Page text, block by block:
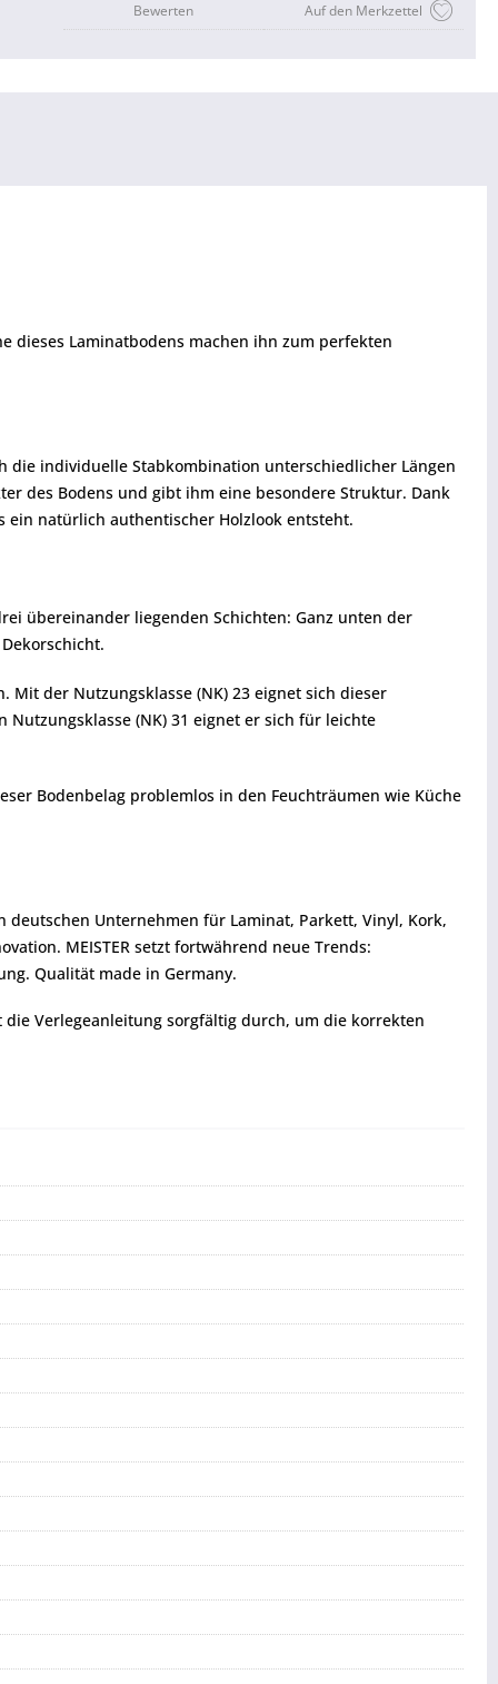
Auf den Merkzettel
Bewerten
dieses Laminatbodens machen ihn zum perfekten
die individuelle Stabkombination unterschiedlicher Längen
des Bodens und gibt ihm eine besondere Struktur. Dank
natürlich authentischer Holzlook entsteht.
übereinander liegenden Schichten: Ganz unten der
der Nutzungsklasse (NK) 23 eignet sich dieser
(NK) 31 eignet er sich für leichte
Bodenbelag problemlos in den Feuchträumen wie Küche
deutschen Unternehmen für Laminat, Parkett, Vinyl, Kork,
MEISTER setzt fortwährend neue Trends:
Qualität made in Germany.
Verlegeanleitung sorgfältig durch, um die korrekten